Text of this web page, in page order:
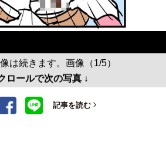
は続きます。画像（1/5）
ロールで次の写真 ↓
記事を読む